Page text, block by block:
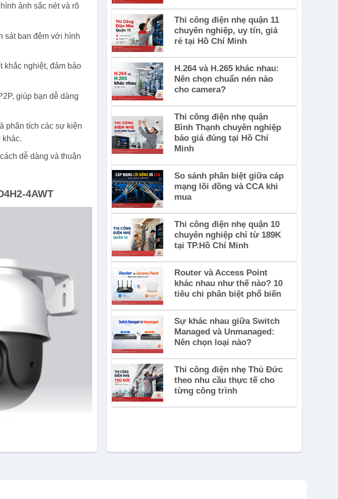
ảnh sắc nét và rõ
sát ban đêm với hình
nghiệt, đảm bảo
giúp bạn dễ dàng
phân tích các sự kiện
khác.
dễ dàng và thuận
4AWT
RJ45 2.4G
Thi công điện nhẹ quận 11
chuyên nghiệp, uy tín, giá
rẻ tại Hồ Chí Minh
H.264 và H.265 khác nhau:
Nên chọn chuẩn nén nào
cho camera?
Thi công điện nhẹ quận
Bình Thạnh chuyên nghiệp
báo giá đúng tại Hồ Chí
Minh
So sánh phân biệt giữa cáp
mạng lõi đồng và CCA khi
mua
Thi công điện nhẹ quận 10
chuyên nghiệp chỉ từ 189K
tại TP.Hồ Chí Minh
Router và Access Point
khác nhau như thế nào? 10
tiêu chi phân biệt phổ biến
Sự khác nhau giữa Switch
Managed và Unmanaged:
Nên chọn loại nào?
Thi công điện nhẹ Thủ Đức
theo nhu cầu thực tế cho
từng công trình